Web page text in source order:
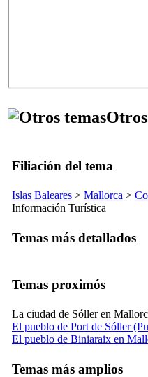
Filiación del tema
Islas Baleares > Mallorca >
Información Turística
Temas más detallados
Temas proximós
La ciudad de Sóller en
El pueblo de Port de Sóller
El pueblo de Biniaraix en
Temas más amplios